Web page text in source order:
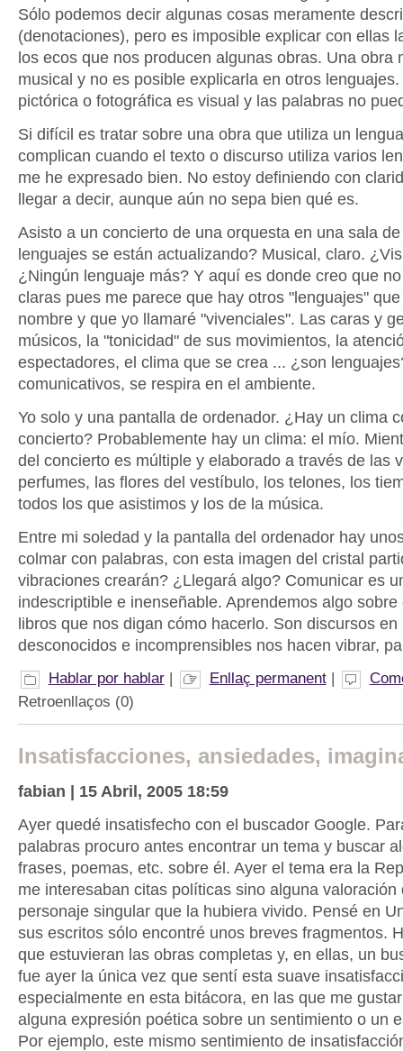
Sólo podemos decir algunas cosas meramente
(denotaciones), pero es imposible explicar con ellas
los ecos que nos producen algunas obras. Una obra
musical y no es posible explicarla en otros
pictórica o fotográfica es visual y las palabras no
Si difícil es tratar sobre una obra que utiliza un
complican cuando el texto o discurso utiliza varios
me he expresado bien. No estoy definiendo con
llegar a decir, aunque aún no sepa bien qué es.
Asisto a un concierto de una orquesta en una sala
lenguajes se están actualizando? Musical, claro.
¿Ningún lenguaje más? Y aquí es donde creo que
claras pues me parece que hay otros "lenguajes"
nombre y que yo llamaré "vivenciales". Las caras y
músicos, la "tonicidad" de sus movimientos, la
espectadores, el clima que se crea ... ¿son
comunicativos, se respira en el ambiente.
Yo solo y una pantalla de ordenador. ¿Hay un clima
concierto? Probablemente hay un clima: el mío.
del concierto es múltiple y elaborado a través de las
perfumes, las flores del vestíbulo, los telones, los
todos los que asistimos y los de la música.
Entre mi soledad y la pantalla del ordenador hay
colmar con palabras, con esta imagen del cristal
vibraciones crearán? ¿Llegará algo? Comunicar es
indescriptible e inenseñable. Aprendemos algo
libros que nos digan cómo hacerlo. Son discursos
desconocidos e incomprensibles nos hacen vibrar,
Hablar por hablar| Enllaç permanent|
Retroenllaços (0)
Insatisfacciones, ansiedades,
fabian | 15 Abril, 2005 18:59
Ayer quedé insatisfecho con el buscador Google.
palabras procuro antes encontrar un tema y buscar
frases, poemas, etc. sobre él. Ayer el tema era la
me interesaban citas políticas sino alguna valoración
personaje singular que la hubiera vivido. Pensé en
sus escritos sólo encontré unos breves fragmentos.
que estuvieran las obras completas y, en ellas, un
fue ayer la única vez que sentí esta suave
especialmente en esta bitácora, en las que me
alguna expresión poética sobre un sentimiento o un
Por ejemplo, este mismo sentimiento de